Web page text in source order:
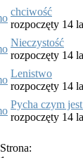
chciwość
rozpoczęty 14
Nieczystość
rozpoczęty 14
Lenistwo
rozpoczęty 14
Pycha czym
rozpoczęty 14
Strona: